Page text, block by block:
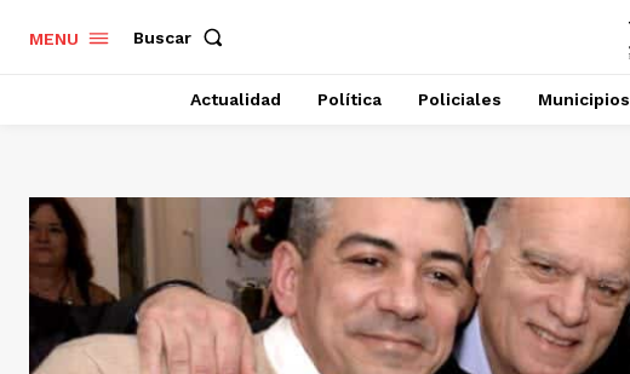
MENU Buscar
Actualidad Política Policiales Municipios